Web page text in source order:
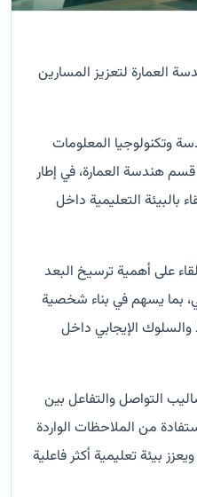
العمارة لتعزيز المسارين
وتكنولوجيا المعلومات
قسم هندسة العمارة، في إطار
بالبيئة التعليمية داخل
على أهمية ترسيخ البعد
بما يسهم في بناء شخصية
والسلوك الإيجابي داخل
التواصل والتفاعل بين
من الملاحظات الواردة
بيئة تعليمية أكثر فاعلية